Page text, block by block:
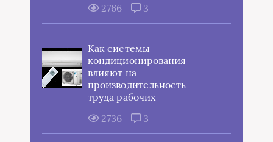
2766
3
Как системы
кондиционирования
влияют на
производительность
труда рабочих
2736
3